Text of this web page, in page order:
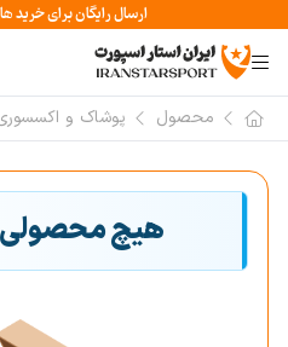
ارسال رایگان برای خرید های بالای
محصول پوشاک و
هیچ